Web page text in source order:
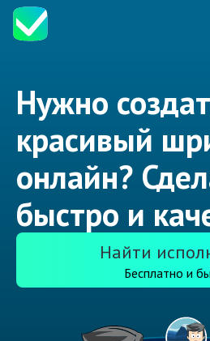
Нужно
красивый
онлайн?
быстро и
Найти
Бесплатно и